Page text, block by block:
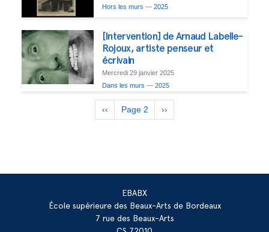
Hors les murs — 2025
[Intervention] de Arnaud Labelle-
Rojoux, artiste penseur et
écrivain
Mercredi 29 janvier 2025
Dans les murs — 2025
Pagination
Page
précédente
‹‹ Page 2
Page
suivante
››
EBABX
École supérieure des Beaux-Arts de Bordeaux
7 rue des Beaux-Arts